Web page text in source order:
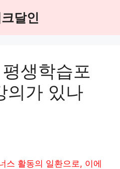
달인
생학습포
의가 있나
스 활동의 일환으로, 이에